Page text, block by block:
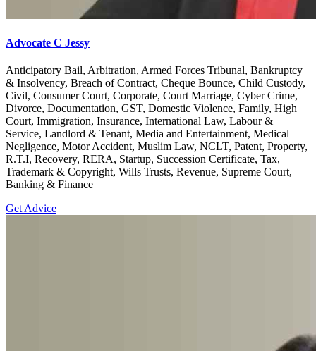
Advocate C Jessy
Anticipatory Bail, Arbitration, Armed Forces Tribunal, Bankruptcy
& Insolvency, Breach of Contract, Cheque Bounce, Child Custody,
Civil, Consumer Court, Corporate, Court Marriage, Cyber Crime,
Divorce, Documentation, GST, Domestic Violence, Family, High
Court, Immigration, Insurance, International Law, Labour &
Service, Landlord & Tenant, Media and Entertainment, Medical
Negligence, Motor Accident, Muslim Law, NCLT, Patent, Property,
R.T.I, Recovery, RERA, Startup, Succession Certificate, Tax,
Trademark & Copyright, Wills Trusts, Revenue, Supreme Court,
Banking & Finance
Get Advice